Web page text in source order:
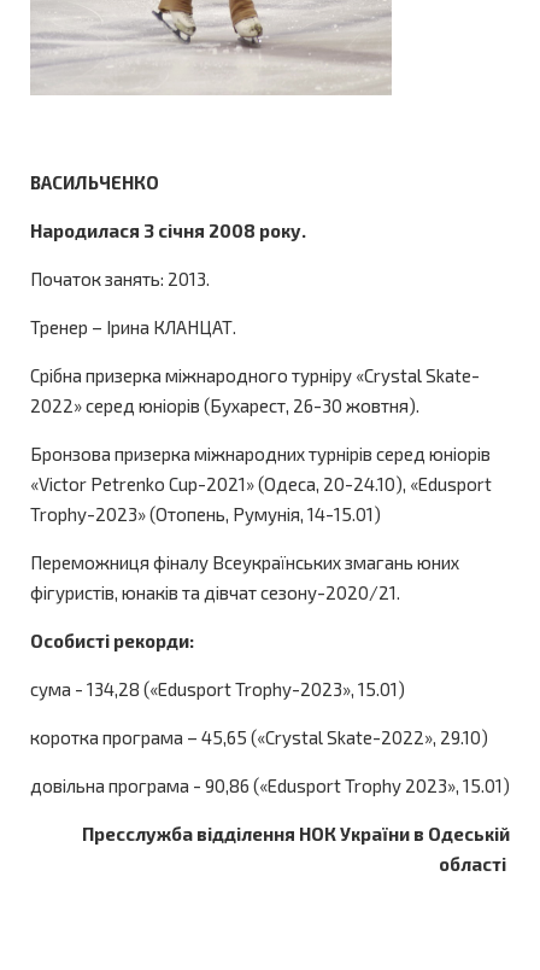
ВАСИЛЬЧЕНКО
Народилася 3 січня 2008 року.
Початок занять: 2013.
Тренер – Ірина КЛАНЦАТ.
Срібна призерка міжнародного турніру «Crystal Skate-
2022» серед юніорів (Бухарест, 26-30 жовтня).
Бронзова призерка міжнародних турнірів серед юніорів
«Victor Petrenko Cup-2021» (Одеса, 20-24.10), «Edusport
Trophy-2023» (Отопень, Румунія, 14-15.01)
Переможниця фіналу Всеукраїнських змагань юних
фігуристів, юнаків та дівчат сезону-2020/21.
Особисті рекорди:
сума - 134,28 («Edusport Trophy-2023», 15.01)
коротка програма – 45,65 («Crystal Skate-2022», 29.10)
довільна програма - 90,86 («Edusport Trophy 2023», 15.01)
Пресслужба відділення НОК України в Одеській
області